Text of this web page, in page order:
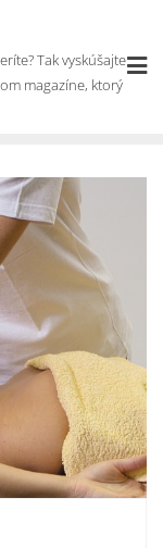
Tak vyskúšajte
magazíne, ktorý